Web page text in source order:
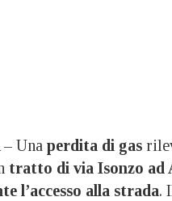
Una perdita di gas
tratto di via Isonzo ad
l’accesso alla strada.